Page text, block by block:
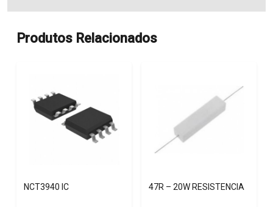
Produtos Relacionados
NCT3940 IC 47R – 20W RESISTENCIA